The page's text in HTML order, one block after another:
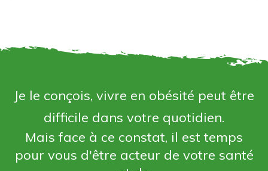
Je le conçois, vivre en obésité peut être
difficile dans votre quotidien.
Mais face à ce constat, il est temps
pour vous d'être acteur de votre santé